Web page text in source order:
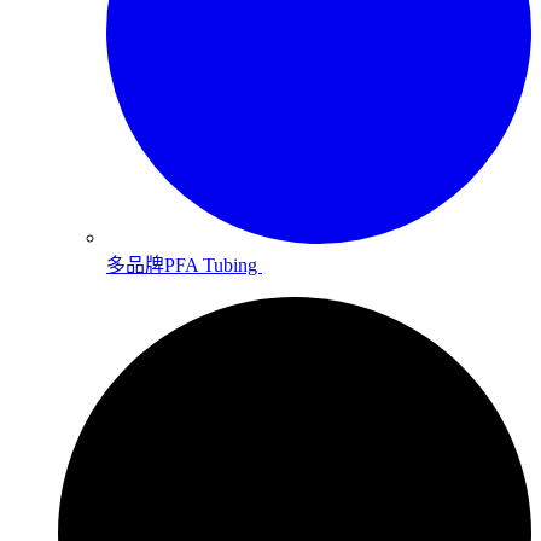
多品牌PFA Tubing ​